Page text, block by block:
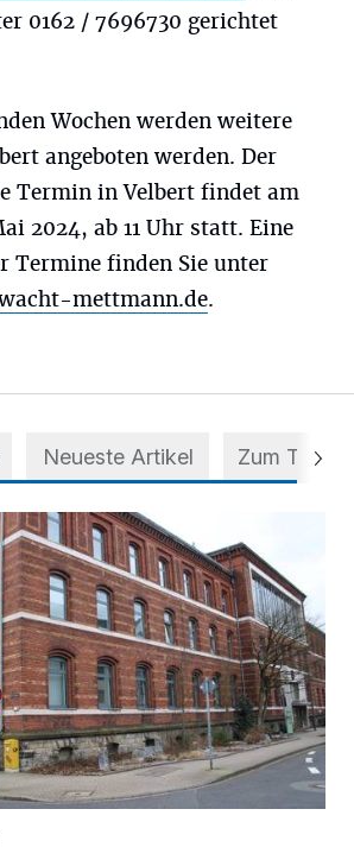
0162 / 7696730 gerichtet
Wochen werden weitere
angeboten werden. Der
Termin in Velbert findet am
2024, ab 11 Uhr statt. Eine
Termine finden Sie unter
mettmann.de.
Neueste Artikel Zum Thema
noch möglich